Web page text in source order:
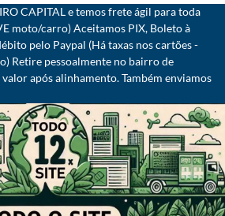
CAPITAL e temos frete ágil para toda
moto/carro) Aceitamos PIX, Boleto à
pelo Paypal (Há taxas nos cartões -
Retire pessoalmente no bairro de
após alinhamento. Também enviamos